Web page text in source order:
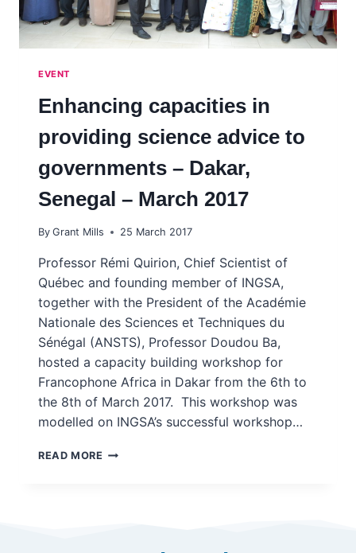
EVENT
Enhancing capacities in
providing science advice to
governments – Dakar,
Senegal – March 2017
By Grant Mills 25 March 2017
Professor Rémi Quirion, Chief Scientist of
Québec and founding member of INGSA,
together with the President of the Académie
Nationale des Sciences et Techniques du
Sénégal (ANSTS), Professor Doudou Ba,
hosted a capacity building workshop for
Francophone Africa in Dakar from the 6th to
the 8th of March 2017. This workshop was
modelled on INGSA’s successful workshop…
READ MORE ENHANCING